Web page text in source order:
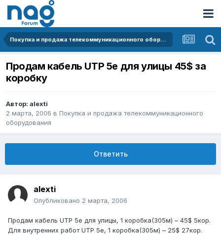
Покупка и продажа телекоммуникационного оборудования
Продам кабель UTP 5e для улицы 45$ за
коробку
Автор: alexti
2 марта, 2006 в Покупка и продажа телекоммуникационного
оборудования
Ответить
alexti
Опубликовано 2 марта, 2006
Продам кабель UTP 5e для улицы, 1 коробка(305м) – 45$ 5кор.
Для внутренних работ UTP 5e, 1 коробка(305м) – 25$ 27кор.